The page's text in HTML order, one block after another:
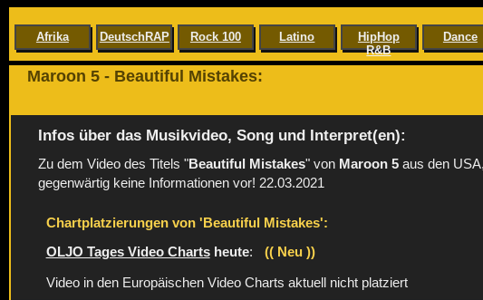
Afrika DeutschRAP Rock 100 Latino
HipHop
R&B
Dance
Maroon 5 - Beautiful Mistakes:
Infos über das Musikvideo, Song und Interpret(en):
Zu dem Video des Titels "Beautiful Mistakes" von Maroon 5 aus den
gegenwärtig keine Informationen vor! 22.03.2021
Chartplatzierungen von 'Beautiful Mistakes':
OLJO Tages Video Charts heute: (( Neu ))
Video in den Europäischen Video Charts aktuell nicht platziert